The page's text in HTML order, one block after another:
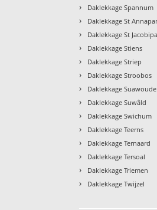
› Daklekkage Spannum
› Daklekkage St
› Daklekkage St
› Daklekkage Stiens
› Daklekkage Striep
› Daklekkage Stroobos
› Daklekkage Suawoude
› Daklekkage Suwâld
› Daklekkage Swichum
› Daklekkage Teerns
› Daklekkage Ternaard
› Daklekkage Tersoal
› Daklekkage Triemen
› Daklekkage Twijzel